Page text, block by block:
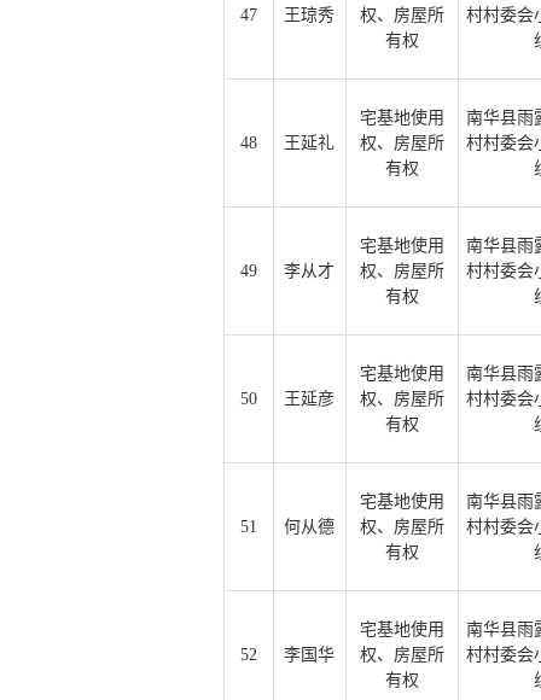
47 王琼秀
权、房屋所
有权
村村委会
48 王延礼
宅基地使用
权、房屋所
有权
南华县雨
村村委会
49 李从才
宅基地使用
权、房屋所
有权
南华县雨
村村委会
50 王延彦
宅基地使用
权、房屋所
有权
南华县雨
村村委会
51 何从德
宅基地使用
权、房屋所
有权
南华县雨
村村委会
52 李国华
宅基地使用
权、房屋所
有权
南华县雨
村村委会